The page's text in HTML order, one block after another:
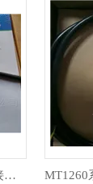
MTB-100kg不锈钢激光焊接防爆密封传感器